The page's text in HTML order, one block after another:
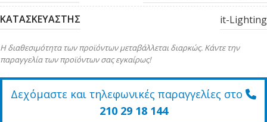
ΚΑΤΑΣΚΕΥΑΣΤΗΣ it-Lighting
Η διαθεσιμότητα των προϊόντων μεταβάλλεται διαρκώς. Κάντε την
παραγγελία των προϊόντων σας εγκαίρως!
Δεχόμαστε και τηλεφωνικές παραγγελίες στο
210 29 18 144